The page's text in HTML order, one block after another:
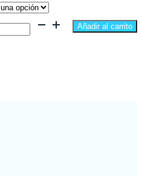
precios:
desdeAñadir al carrito